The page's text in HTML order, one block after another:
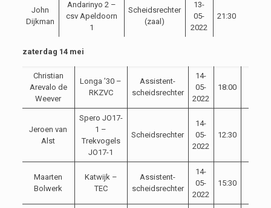
John
Dijkman
Andarinyo 2 –
csv Apeldoorn
1
Scheidsrechter
(zaal)
13-
05-
2022
21:30
zaterdag 14 mei
Christian
Arevalo de
Weever
Longa ’30 –
RKZVC
Assistent-
scheidsrechter
14-
05-
2022
18:00
Jeroen van
Alst
Spero JO17-
1 –
Trekvogels
JO17-1
Scheidsrechter
14-
05-
2022
12:30
Maarten
Bolwerk
Katwijk –
TEC
Assistent-
scheidsrechter
14-
05-
2022
15:30